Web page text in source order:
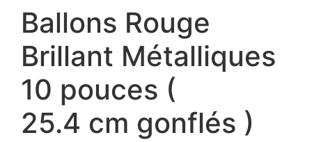
Ballons Rouge
Brillant Métalliques
10 pouces (
25.4 cm gonflés )